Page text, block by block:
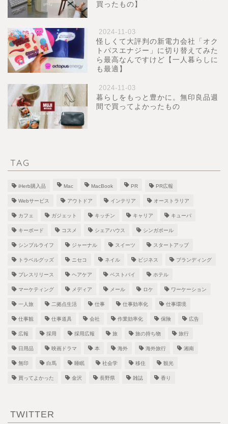
買ったもの】
2024-11-03
怪しくて大評判の新電力会社「オク
トパスエナジー」に切り替えてみた
ら最高なんですけど【一人暮らしに
も最適】
2024-11-03
暮らしをもっと豊かに。無印良品週
間で買ってよかったもの
TAG
iHerb購入品 Mac MacBook PR PR広報
Webサービス アウトドア インテリア オーストラリア
カフェ ガジェット キッチン キャリア キューバ
キーボード コスメ シェアハウス シンガポール
シンプルライフ ジャーナル スイーツ スタートアップ
トラベルグッズ ニセコ ネイル ビジネス ブランディング
プレスリリース ヘアケア ベストバイ ホテル
マーケティング メディア メール ロケ ワーケーション
一人旅 二拠点生活 仕事 仕事効率化 仕事環境
仕事観 仕事道具 会社 作業効率化 保険 広告
広報 採用 採用広報 旅 旅の持ち物 旅行
日用品 映画ドラマ 本 海外 海外旅行 湘南
無印 白馬 睡眠 社会学 移住 観光
買ってよかった 金沢 長野県 雑誌 香り
TWITTER